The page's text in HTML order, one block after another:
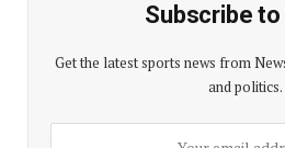
Subscribe to
Get the latest sports news from
and politics.